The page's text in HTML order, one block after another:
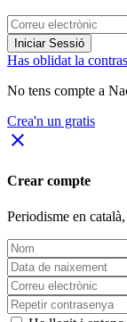
Iniciar Sessió
Has oblidat la
No tens compte a
Crea'n un gratis
close
Crear compte
Periodisme en català